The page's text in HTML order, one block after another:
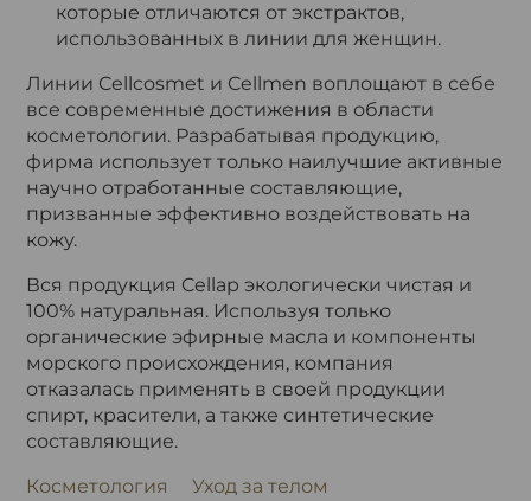
которые отличаются от экстрактов,
использованных в линии для женщин.
Линии Cellcosmet и Cellmen воплощают в себе
все современные достижения в области
косметологии. Разрабатывая продукцию,
фирма использует только наилучшие активные
научно отработанные составляющие,
призванные эффективно воздействовать на
кожу.
Вся продукция Cellap экологически чистая и
100% натуральная. Используя только
органические эфирные масла и компоненты
морского происхождения, компания
отказалась применять в своей продукции
спирт, красители, а также синтетические
составляющие.
Косметология
Уход за телом